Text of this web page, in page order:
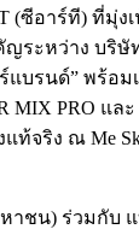
(ซีอาร์ที) ที่มุ่
ญระหว่าง บริ
ร์แบรนด์” พร้อ
MIX PRO แล
ริง ณ Me
าชน) ร่วมกับ